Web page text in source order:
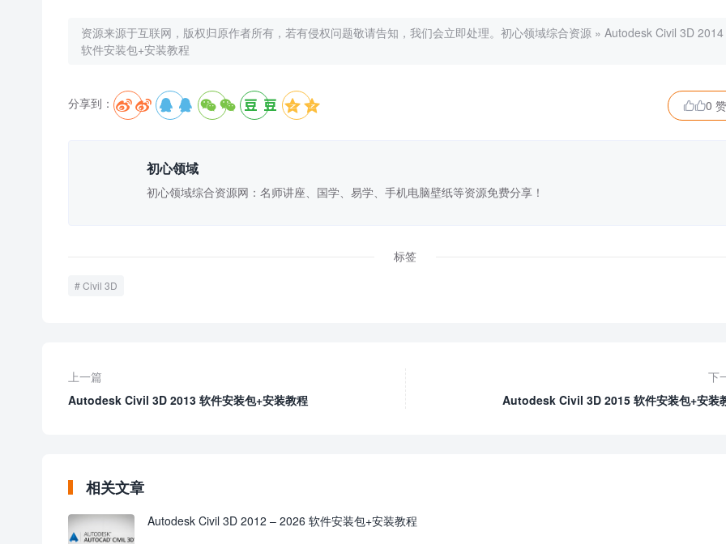
资源来源于互联网，版权归原作者所有，若有侵权问题敬请告知，我们会立即处理。 初心领域综合资源 » Autodesk Civil 3D 2014
软件安装包+安装教程
分享到：      0 赞
初心领域
初心领域综合资源网：名师讲座、国学、易学、手机电脑壁纸等资源免费分享！
标签
Civil 3D
上一篇
Autodesk Civil 3D 2013 软件安装包+安装教程
下
Autodesk Civil 3D 2015 软件安装包+安装
相关文章
Autodesk Civil 3D 2012 – 2026 软件安装包+安装教程